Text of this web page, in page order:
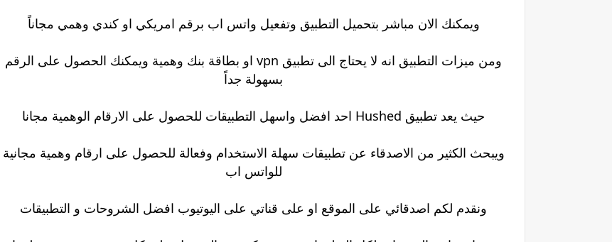
ويمكنك الان مباشر بتحميل التطبيق وتفعيل واتس اب برقم امريكي او كندي وهمي مجاناً
ومن ميزات التطبيق انه لا يحتاج الى تطبيق vpn او بطاقة بنك وهمية ويمكنك الحصول على الرقم
بسهولة جداً
حيث يعد تطبيق Hushed احد افضل واسهل التطبيقات للحصول على الارقام الوهمية مجانا
ويبحث الكثير من الاصدقاء عن تطبيقات سهلة الاستخدام وفعالة للحصول على ارقام وهمية مجانية
للواتس اب
ونقدم لكم اصدقائي على الموقع او على قناتي على اليوتيوب افضل الشروحات و التطبيقات